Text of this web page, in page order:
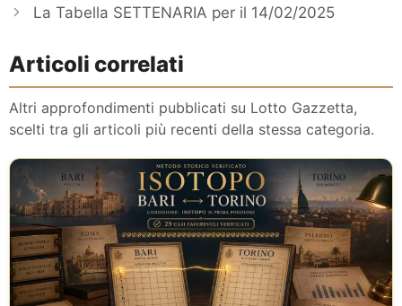
La Tabella SETTENARIA per il 14/02/2025
Articoli correlati
Altri approfondimenti pubblicati su Lotto Gazzetta,
scelti tra gli articoli più recenti della stessa categoria.